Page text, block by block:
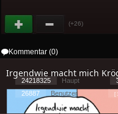
(+26)
Kommentar (0)
Irgendwie macht mich
24218325 Haupt
26887
Benutzer [